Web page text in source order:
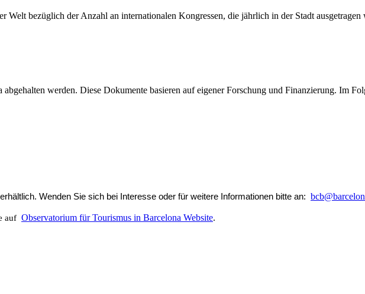
Welt bezüglich der Anzahl an internationalen Kongressen, die jährlich in der Stadt
werden. Diese Dokumente basieren auf eigener Forschung und Finanzierung. Im
Wenden Sie sich bei Interesse oder für weitere Informationen bitte an:
auf Observatorium für Tourismus in Barcelona Website.